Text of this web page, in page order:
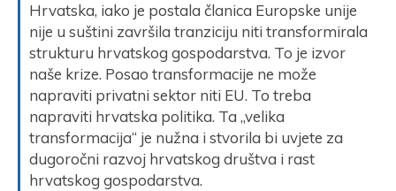
Hrvatska, iako je postala članica Europske unije
nije u suštini završila tranziciju niti transformirala
strukturu hrvatskog gospodarstva. To je izvor
naše krize. Posao transformacije ne može
napraviti privatni sektor niti EU. To treba
napraviti hrvatska politika. Ta „velika
transformacija“ je nužna i stvorila bi uvjete za
dugoročni razvoj hrvatskog društva i rast
hrvatskog gospodarstva.